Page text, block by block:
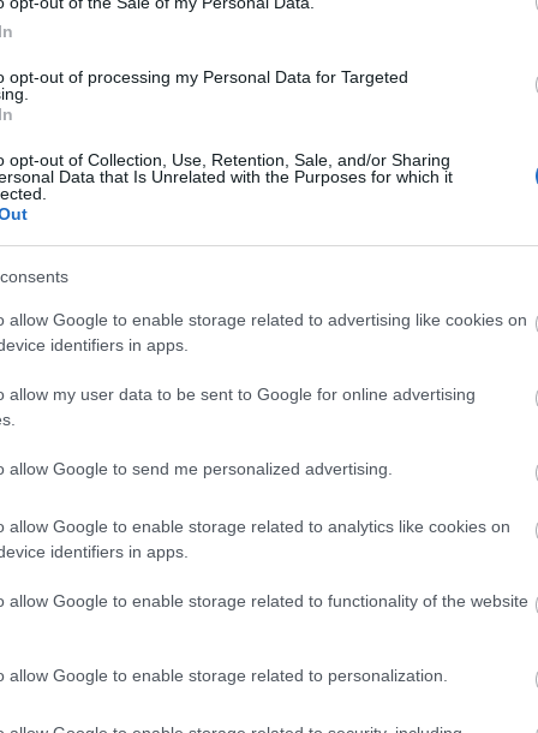
opt-out of processing my Personal Data for Targeted
opt-out of Collection, Use, Retention, Sale, and/or Sharing
Data that Is Unrelated with the Purposes for which it
allow Google to enable storage related to advertising like cookies on
identifiers in apps.
allow my user data to be sent to Google for online advertising
allow Google to send me personalized advertising.
allow Google to enable storage related to analytics like cookies on
identifiers in apps.
allow Google to enable storage related to functionality of the website
allow Google to enable storage related to personalization.
Κυμαινόμενου Επιτοκίου προς ιδιώτες πελάτες, τα
την 31 Δεκεμβρίου 2022
Πρόγραμμα Επιδότησης Επιτοκίου Ευάλωτων
αποτελεί το δάνειο να μην εμφανίζει
ότι ο
ι δανειολήπτες θα φροντίσουν ώστε
για τους 12 μήνες διάρκειας του προγράμματος.
Στεγαστικών Δανείων θα ενταχθούν αυτόματα
άλλη ενέργεια εκ μέρους τους, ενώ θα
του δανείου τους και την αντίστοιχη δόση μέσω
λαμβάνουν σε τακτική βάση. Οι δανειολήπτες
για τους όρους του προγράμματος, το
χρήσιμες ερωτήσεις - απαντήσεις στην ιστοσελίδα
ανάγκες του Προγράμματος Ανταμοιβής για
καλύπτονται εξ ολοκλήρου από την Alpha Bank,